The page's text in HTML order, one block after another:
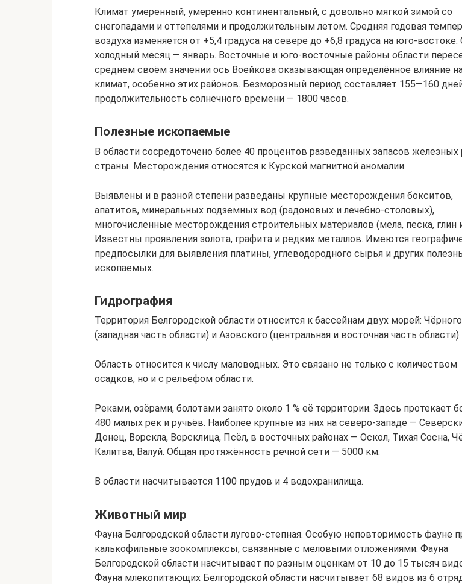
Климат умеренный, умеренно континентальный, с довольно мягкой зимой со
снегопадами и оттепелями и продолжительным летом. Средняя годовая
воздуха изменяется от +5,4 градуса на севере до +6,8 градуса на юго-
холодный месяц — январь. Восточные и юго-восточные районы области
среднем своём значении ось Воейкова оказывающая определённое влияние
климат, особенно этих районов. Безморозный период составляет 155—160
продолжительность солнечного времени — 1800 часов.
Полезные ископаемые
В области сосредоточено более 40 процентов разведанных запасов железных
страны. Месторождения относятся к Курской магнитной аномалии.
Выявлены и в разной степени разведаны крупные месторождения бокситов,
апатитов, минеральных подземных вод (радоновых и лечебно-столовых),
многочисленные месторождения строительных материалов (мела, песка, глин
Известны проявления золота, графита и редких металлов. Имеются
предпосылки для выявления платины, углеводородного сырья и других
ископаемых.
Гидрография
Территория Белгородской области относится к бассейнам двух морей: Чёрного
(западная часть области) и Азовского (центральная и восточная часть области).
Область относится к числу маловодных. Это связано не только с количеством
осадков, но и с рельефом области.
Реками, озёрами, болотами занято около 1 % её территории. Здесь протекает
480 малых рек и ручьёв. Наиболее крупные из них на северо-западе —
Донец, Ворскла, Ворсклица, Псёл, в восточных районах — Оскол, Тихая Сосна,
Калитва, Валуй. Общая протяжённость речной сети — 5000 км.
В области насчитывается 1100 прудов и 4 водохранилища.
Животный мир
Фауна Белгородской области лугово-степная. Особую неповторимость фауне
калькофильные зоокомплексы, связанные с меловыми отложениями. Фауна
Белгородской области насчитывает по разным оценкам от 10 до 15 тысяч
Фауна млекопитающих Белгородской области насчитывает 68 видов из 6